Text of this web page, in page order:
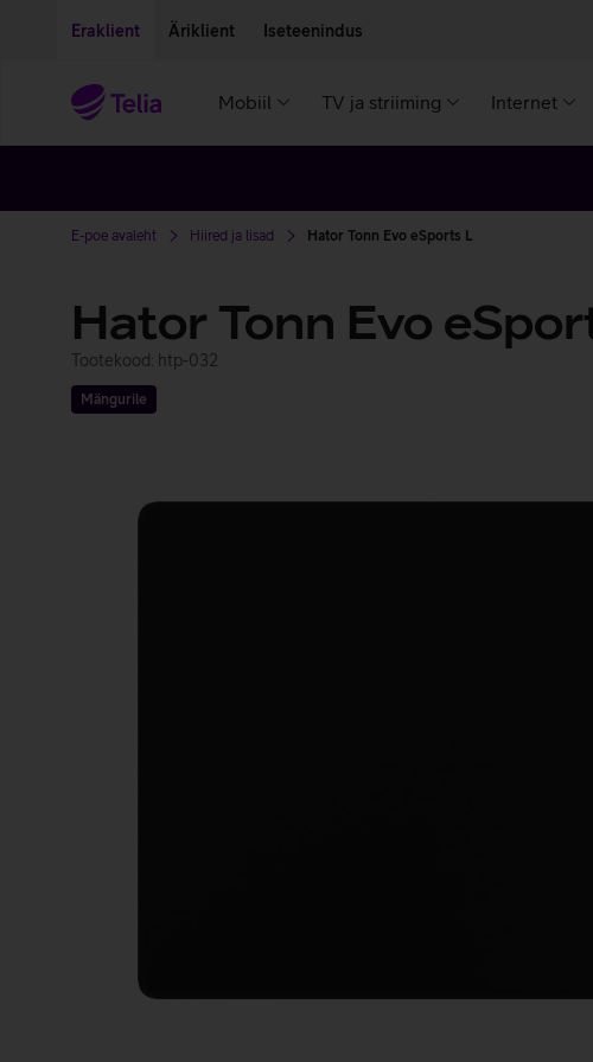
Eraklient Äriklient Iseteenindus
Mobiil TV ja striiming Internet
E-poe avaleht Hiired ja lisad Hator Tonn Evo eSports L
Hator Tonn Evo
Tootekood: htp-032
Mängurile